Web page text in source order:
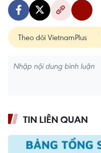
Theo dõi VietnamPlus
TIN LIÊN QUAN